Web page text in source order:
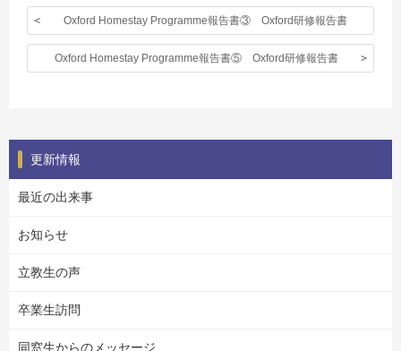
Oxford Homestay Programme報告書③ Oxford研修報告書
Oxford Homestay Programme報告書⑤ Oxford研修報告書
更新情報
最近の出来事
お知らせ
立教生の声
卒業生訪問
同窓生からのメッセージ